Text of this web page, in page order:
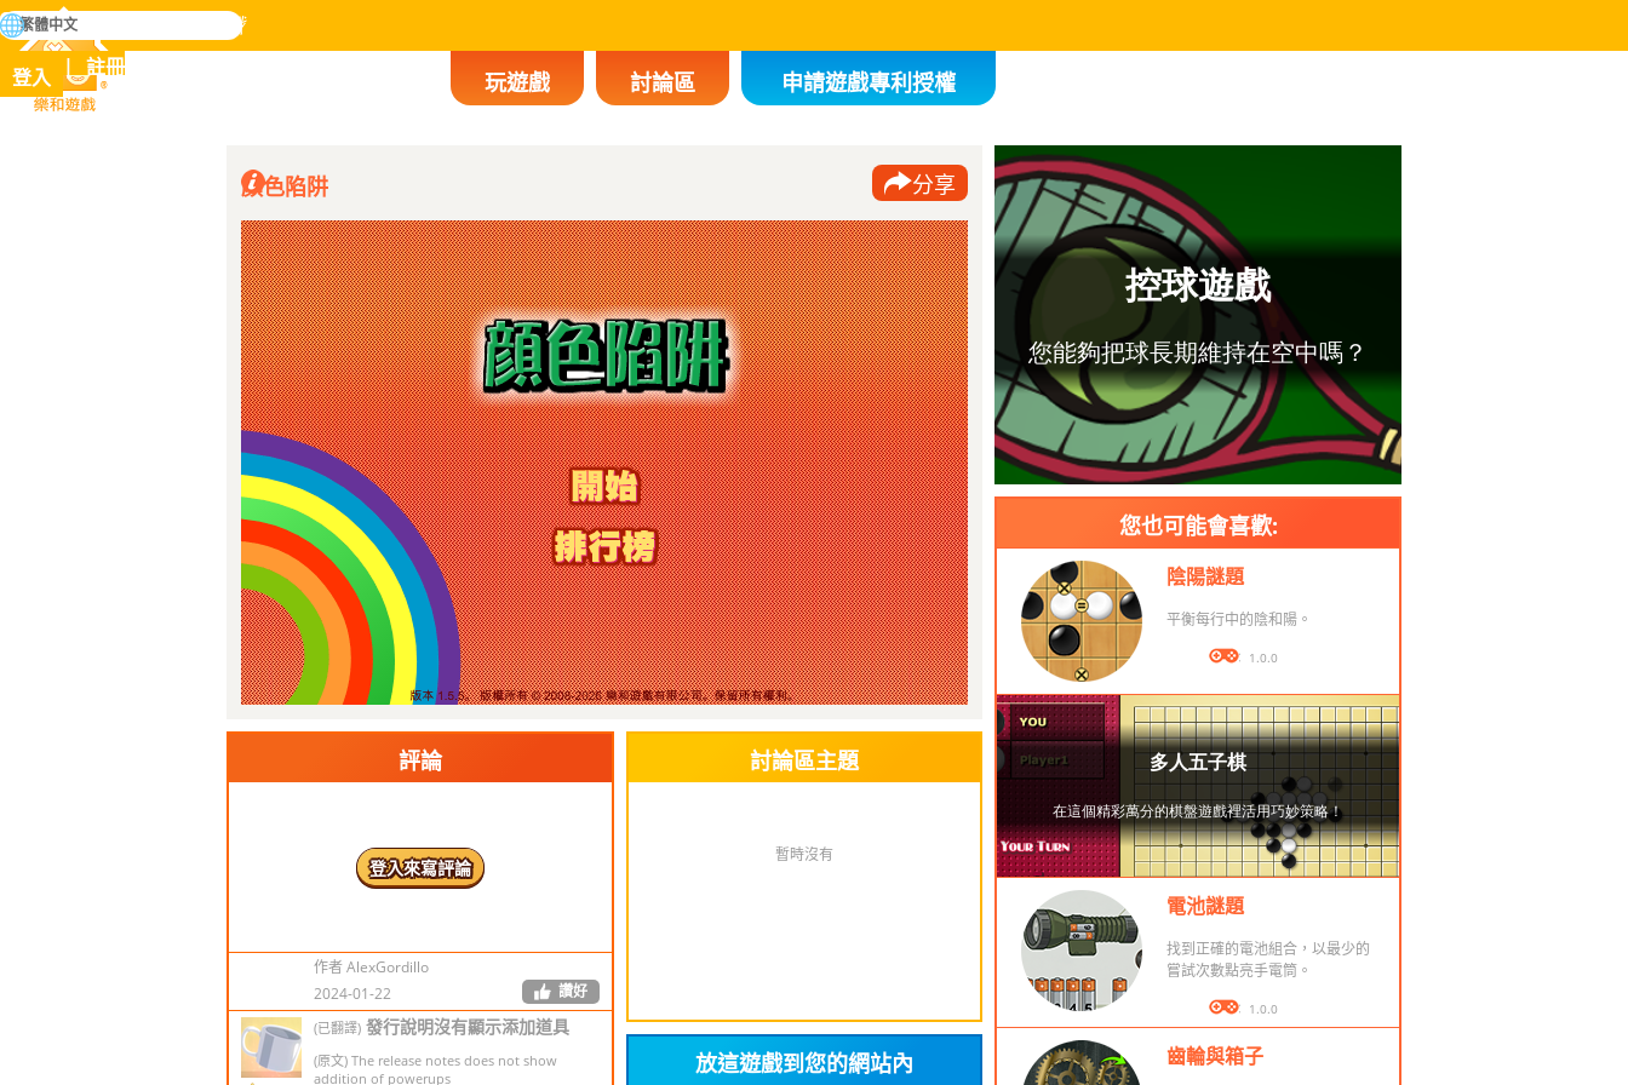
樂和遊戲
掌握人類歷史上所有遊戲
搜
尋
玩遊戲 討論區 申請遊戲專利授權
登入 註冊
繁體中文
顏色陷阱 分享
評論
登入來寫評論
1
有錢賺就賺咗幾多野
作者 我都
2021-01-12
讚好
88
(已翻譯)
This game is so confusing!
2021-02-19
(已翻譯)有一次我佔據了第一名的位
作者 AlexGordillo
2024-01-22
讚好
(已翻譯) 發行說明沒有顯示添加道具
(原文) The release notes does not show
addition of powerups
討論區主題
暫時沒有
放這遊戲到您的網站內
您也可能會喜歡:
陰陽謎題
平衡每行中的陰和陽。
版本： 1.0.0
電池謎題
找到正確的電池組合，以最少的
嘗試次數點亮手電筒。
版本： 1.0.0
齒輪與箱子